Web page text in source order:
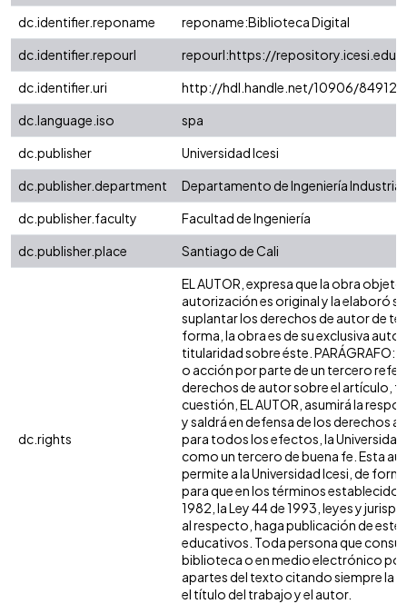
dc.identifier.reponame
reponame:Biblioteca Digital
dc.identifier.repourl
repourl:https://
dc.identifier.uri
http://hdl.handle.net/10906/84912
dc.language.iso
spa
dc.publisher
Universidad Icesi
dc.publisher.department
Departamento de Ingeniería Industrial
dc.publisher.faculty
Facultad de Ingeniería
dc.publisher.place
Santiago de Cali
dc.rights
EL AUTOR, expresa que la obra
autorización es original y la elaboró
suplantar los derechos de autor de
forma, la obra es de su exclusiva
titularidad sobre éste. PARÁGRAFO:
o acción por parte de un tercero
derechos de autor sobre el artículo,
cuestión, EL AUTOR, asumirá la
y saldrá en defensa de los derechos
para todos los efectos, la Universidad
como un tercero de buena fe. Esta
permite a la Universidad Icesi, de
para que en los términos establecidos
1982, la Ley 44 de 1993, leyes y
al respecto, haga publicación de este
educativos. Toda persona que
biblioteca o en medio electrónico
apartes del texto citando siempre la
el título del trabajo y el autor.